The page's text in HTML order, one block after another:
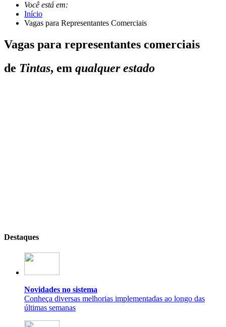
Você está em:
Início
Vagas para Representantes Comerciais
Vagas para representantes comerciais
de Tintas, em qualquer estado
Destaques
Novidades no sistema
Conheça diversas melhorias implementadas ao longo das
últimas semanas